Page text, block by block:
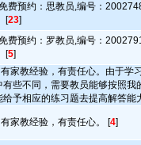
费预约：思教员,编号：
[23]
费预约：罗教员,编号：
[5]
家教经验，有责任心。由于学
有些不同，需要教员能够按照我
给予相应的练习题去提高解答能
家教经验，有责任心。 [4]